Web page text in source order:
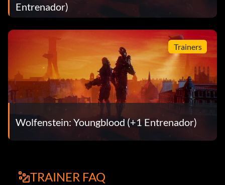
Entrenador)
Trainers
Wolfenstein: Youngblood (+1 Entrenador)
TRAINER FAQ